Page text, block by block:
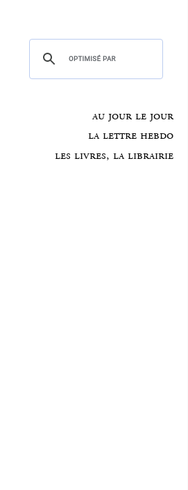
au jour le jour
la lettre hebdo
les livres, la librairie